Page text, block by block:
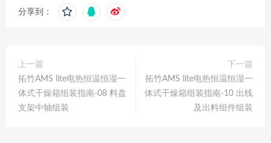
分享到：
上一篇
拓竹AMS lite电热恒温恒湿一
体式干燥箱组装指南-08 料盘
支架中轴组装
下一篇
拓竹AMS lite电热恒温恒湿一
体式干燥箱组装指南-10 出线
及出料组件组装